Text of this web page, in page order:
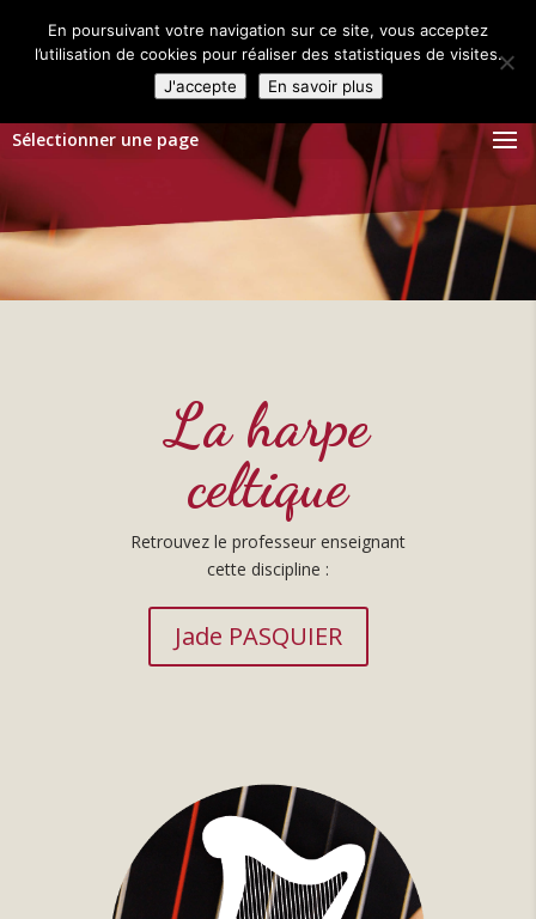
Sélectionner une page
La harpe
celtique
Retrouvez le professeur enseignant
cette discipline :
Jade PASQUIER
En poursuivant votre navigation sur ce site, vous acceptez
l’utilisation de cookies pour réaliser des statistiques de visites.
J'accepte
En savoir plus